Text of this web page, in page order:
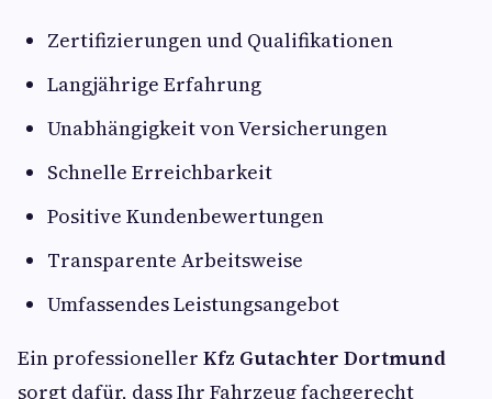
Zertifizierungen und Qualifikationen
Langjährige Erfahrung
Unabhängigkeit von Versicherungen
Schnelle Erreichbarkeit
Positive Kundenbewertungen
Transparente Arbeitsweise
Umfassendes Leistungsangebot
Ein professioneller Kfz Gutachter Dortmund
sorgt dafür, dass Ihr Fahrzeug fachgerecht